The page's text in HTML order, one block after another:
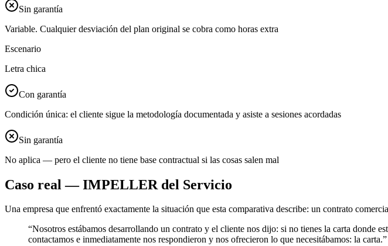
Sin garantía
Variable. Cualquier desviación del plan original se cobra como horas extra
Escenario
Letra chica
Con garantía
Condición única: el cliente sigue la metodología documentada y asiste a sesiones acordadas
Sin garantía
No aplica — pero el cliente no tiene base contractual si las cosas salen mal
Caso real — IMPELLER del Servicio
Una empresa que enfrentó exactamente la situación que esta comparativa describe: un contrato
“Nosotros estábamos desarrollando un contrato y el cliente nos dijo: si no tienes la carta donde
contactamos e inmediatamente nos respondieron y nos ofrecieron lo que necesitábamos: la carta.”